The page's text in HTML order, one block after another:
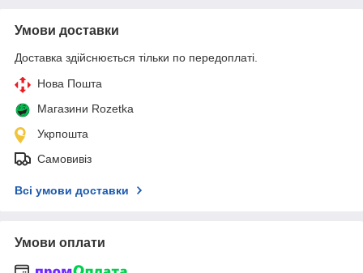
Умови доставки
Доставка здійснюється тільки по передоплаті.
Нова Пошта
Магазини Rozetka
Укрпошта
Самовивіз
Всі умови доставки
Умови оплати